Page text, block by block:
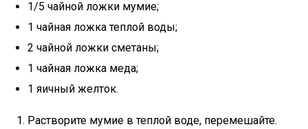
1/5 чайной ложки мумие;
1 чайная ложка теплой воды;
2 чайной ложки сметаны;
1 чайная ложка меда;
1 яичный желток.
Растворите мумие в теплой воде, перемешайте.